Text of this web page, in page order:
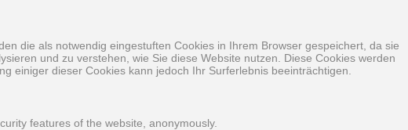
die als notwendig eingestuften Cookies in Ihrem Browser gespeichert, da sie
und zu verstehen, wie Sie diese Website nutzen. Diese Cookies werden
einiger dieser Cookies kann jedoch Ihr Surferlebnis beeinträchtigen.
features of the website, anonymously.